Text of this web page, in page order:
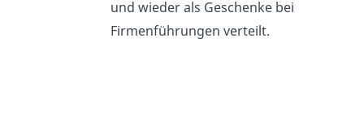
und wieder als Geschenke bei
Firmenführungen verteilt.